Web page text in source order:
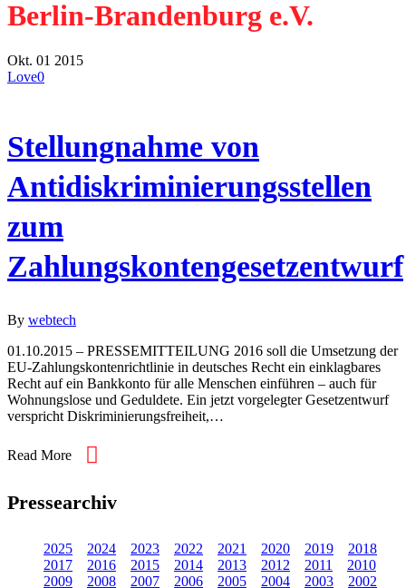
Berlin-Brandenburg e.V.
Okt. 01 2015
Love0
Stellungnahme von
Antidiskriminierungsstellen
zum
Zahlungskontengesetzentwurf
By webtech
01.10.2015 – PRESSEMITTEILUNG 2016 soll die Umsetzung der
EU-Zahlungskontenrichtlinie in deutsches Recht ein einklagbares
Recht auf ein Bankkonto für alle Menschen einführen – auch für
Wohnungslose und Geduldete. Ein jetzt vorgelegter Gesetzentwurf
verspricht Diskriminierungsfreiheit,…
Read More
Pressearchiv
2025 2024 2023 2022 2021 2020 2019
2018
2017
2016 2015 2014 2013 2012 2011
2010
2009
2008 2007 2006 2005 2004 2003
2002